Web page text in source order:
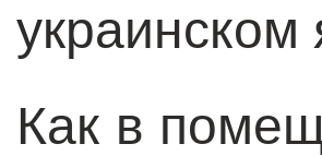
украинском
Как в